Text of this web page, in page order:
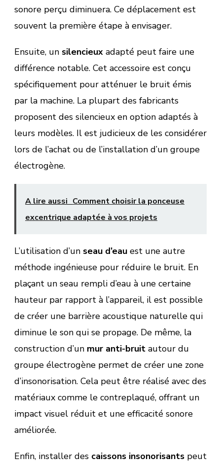
sonore perçu diminuera. Ce déplacement est
souvent la première étape à envisager.
Ensuite, un silencieux adapté peut faire une
différence notable. Cet accessoire est conçu
spécifiquement pour atténuer le bruit émis
par la machine. La plupart des fabricants
proposent des silencieux en option adaptés à
leurs modèles. Il est judicieux de les considérer
lors de l’achat ou de l’installation d’un groupe
électrogène.
A lire aussi Comment choisir la ponceuse
excentrique adaptée à vos projets
L’utilisation d’un seau d’eau est une autre
méthode ingénieuse pour réduire le bruit. En
plaçant un seau rempli d’eau à une certaine
hauteur par rapport à l’appareil, il est possible
de créer une barrière acoustique naturelle qui
diminue le son qui se propage. De même, la
construction d’un mur anti-bruit autour du
groupe électrogène permet de créer une zone
d’insonorisation. Cela peut être réalisé avec des
matériaux comme le contreplaqué, offrant un
impact visuel réduit et une efficacité sonore
améliorée.
Enfin, installer des caissons insonorisants peut